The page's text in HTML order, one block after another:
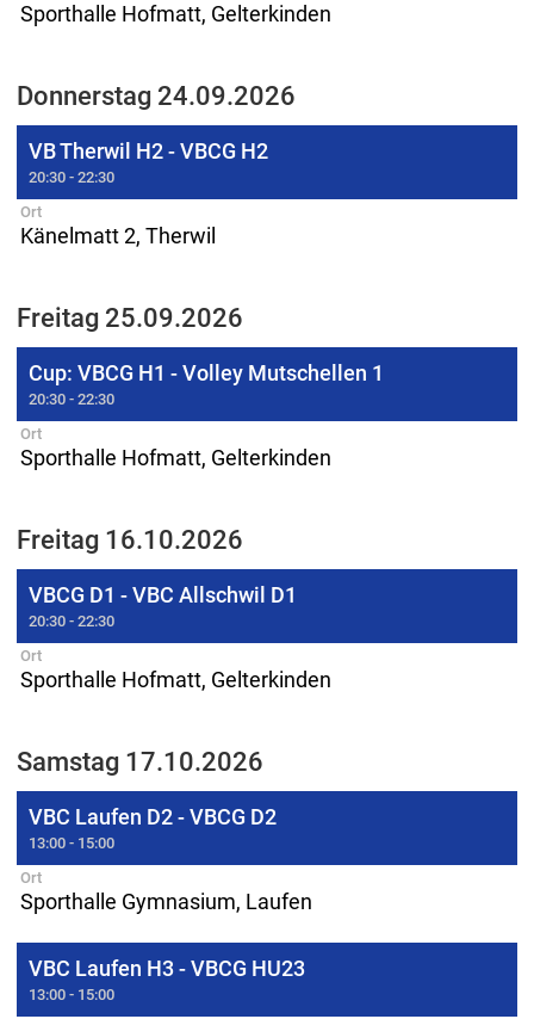
Sporthalle Hofmatt, Gelterkinden
Donnerstag 24.09.2026
VB Therwil H2 - VBCG H2
20:30 - 22:30
Ort
Känelmatt 2, Therwil
Freitag 25.09.2026
Cup: VBCG H1 - Volley Mutschellen 1
20:30 - 22:30
Ort
Sporthalle Hofmatt, Gelterkinden
Freitag 16.10.2026
VBCG D1 - VBC Allschwil D1
20:30 - 22:30
Ort
Sporthalle Hofmatt, Gelterkinden
Samstag 17.10.2026
VBC Laufen D2 - VBCG D2
13:00 - 15:00
Ort
Sporthalle Gymnasium, Laufen
VBC Laufen H3 - VBCG HU23
13:00 - 15:00